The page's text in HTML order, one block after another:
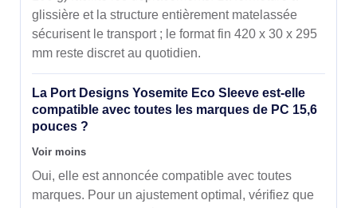
glissière et la structure entièrement matelassée
sécurisent le transport ; le format fin 420 x 30 x 295
mm reste discret au quotidien.
La Port Designs Yosemite Eco Sleeve est-elle
compatible avec toutes les marques de PC 15,6
pouces ?
Voir moins
Oui, elle est annoncée compatible avec toutes
marques. Pour un ajustement optimal, vérifiez que